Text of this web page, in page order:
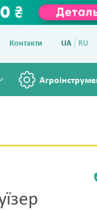
Контакти UA RU